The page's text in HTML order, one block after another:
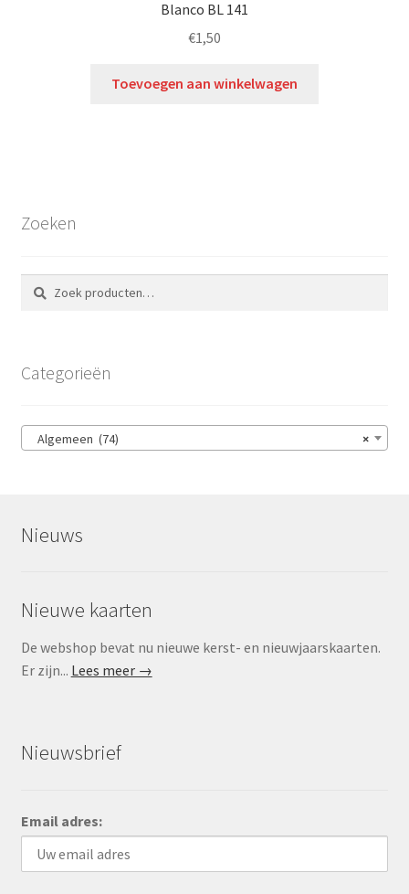
Blanco BL 141
€1,50
Toevoegen aan winkelwagen
Zoeken
Zoeken
naar:
Zoeken
Categorieën
×
Algemeen (74)
Nieuws
Nieuwe kaarten
De webshop bevat nu nieuwe kerst- en nieuwjaarskaarten.
Er zijn... Lees meer →
Nieuwsbrief
Email adres: